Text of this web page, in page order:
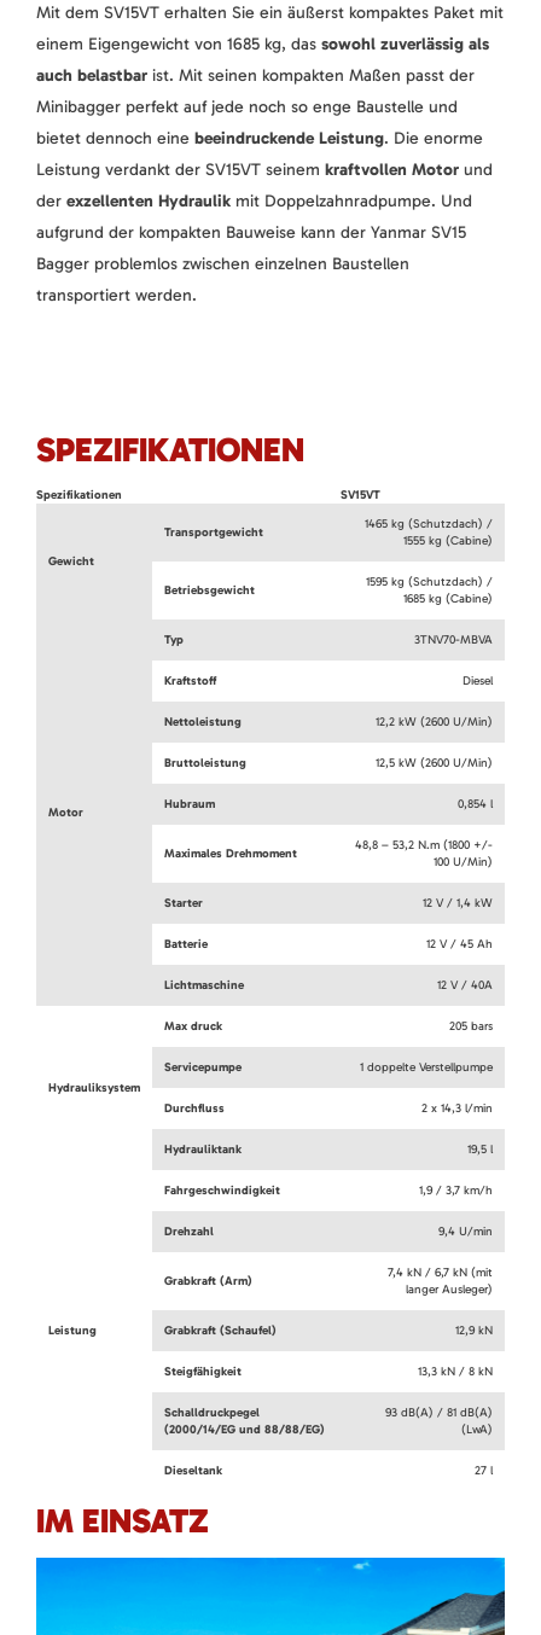
Mit dem SV15VT erhalten Sie ein äußerst kompaktes Paket mit
einem Eigengewicht von 1685 kg, das sowohl zuverlässig als
auch belastbar ist. Mit seinen kompakten Maßen passt der
Minibagger perfekt auf jede noch so enge Baustelle und
bietet dennoch eine beeindruckende Leistung. Die enorme
Leistung verdankt der SV15VT seinem kraftvollen Motor und
der exzellenten Hydraulik mit Doppelzahnradpumpe. Und
aufgrund der kompakten Bauweise kann der Yanmar SV15
Bagger problemlos zwischen einzelnen Baustellen
transportiert werden.
SPEZIFIKATIONEN
Spezifikationen SV15VT
Gewicht
Transportgewicht
1465 kg (Schutzdach) /
1555 kg (Cabine)
Betriebsgewicht
1595 kg (Schutzdach) /
1685 kg (Cabine)
Motor
Typ 3TNV70-MBVA
Kraftstoff Diesel
Nettoleistung 12,2 kW (2600 U/Min)
Bruttoleistung 12,5 kW (2600 U/Min)
Hubraum 0,854 l
Maximales Drehmoment
48,8 – 53,2 N.m (1800 +/-
100 U/Min)
Starter 12 V / 1,4 kW
Batterie 12 V / 45 Ah
Lichtmaschine 12 V / 40A
Hydrauliksystem
Max druck 205 bars
Servicepumpe 1 doppelte Verstellpumpe
Durchfluss 2 x 14,3 l/min
Hydrauliktank 19,5 l
Leistung
Fahrgeschwindigkeit 1,9 / 3,7 km/h
Drehzahl 9,4 U/min
Grabkraft (Arm)
7,4 kN / 6,7 kN (mit
langer Ausleger)
Grabkraft (Schaufel) 12,9 kN
Steigfähigkeit 13,3 kN / 8 kN
Schalldruckpegel
(2000/14/EG und 88/88/EG)
93 dB(A) / 81 dB(A)
(LwA)
Dieseltank 27 l
IM EINSATZ